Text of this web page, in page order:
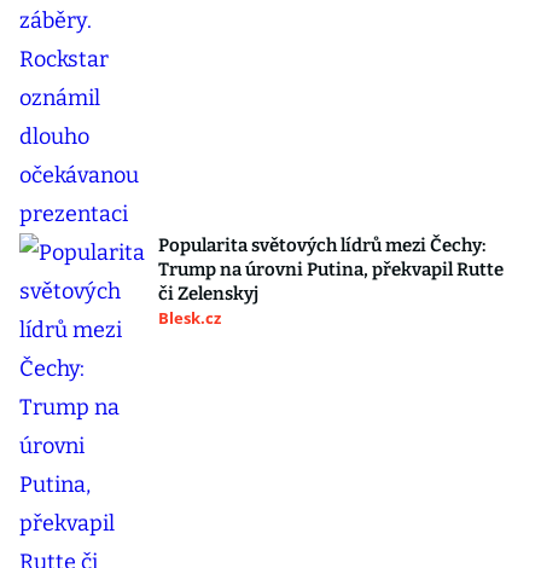
Popularita světových lídrů mezi Čechy:
Trump na úrovni Putina, překvapil Rutte
či Zelenskyj
Blesk.cz